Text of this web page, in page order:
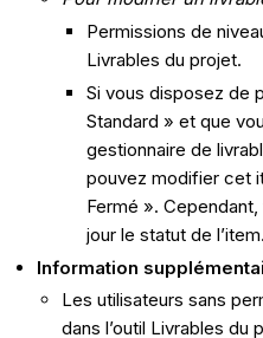
Permissions de
Livrables du projet.
Si vous disposez de
Standard » et que
gestionnaire de
pouvez modifier cet
Fermé ».
jour le statut de l’item.
Information
Les utilisateurs sans
dans l’outil Livrables